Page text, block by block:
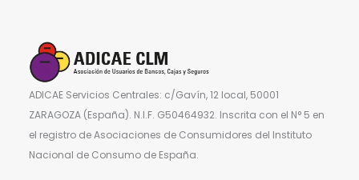
ADICAE Servicios Centrales: c/Gavín, 12 local, 50001
ZARAGOZA (España). N.I.F. G50464932. Inscrita con el N° 5 en
el registro de Asociaciones de Consumidores del Instituto
Nacional de Consumo de España.